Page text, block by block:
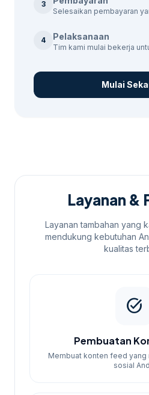
akan memberikan
tambahan,jasa
memberi jalur baca yang
tanpa mengalihkan
3
Selesaikan pembayaran
4 Pelaksanaan
Tim kami mulai bekerja
Mulai
Layanan &
Layanan tambahan yang
mendukung kebutuhan
kualitas
task_alt
Pembuatan
Membuat konten feed yang
sosial